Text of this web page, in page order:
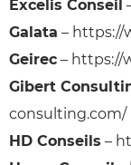
Excelis Conseil
Galata – https://
Geirec – https://
Gibert
consulting.com/
HD Conseils –